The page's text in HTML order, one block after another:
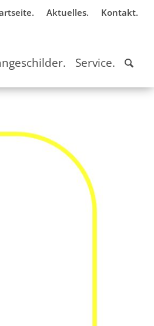
Aktuelles. Kontakt.
Service.